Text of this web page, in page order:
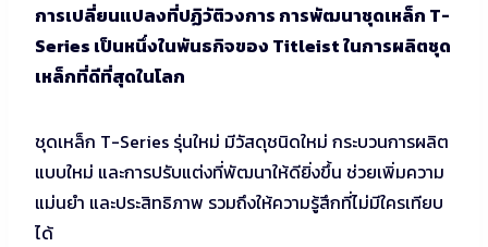
การเปลี่ยนแปลงที่ปฏิวัติวงการ การพัฒนาชุดเหล็ก T-
Series เป็นหนึ่งในพันธกิจของ Titleist ในการผลิตชุด
เหล็กที่ดีที่สุดในโลก
ชุดเหล็ก T-Series รุ่นใหม่ มีวัสดุชนิดใหม่ กระบวนการผลิต
แบบใหม่ และการปรับแต่งที่พัฒนาให้ดียิ่งขึ้น ช่วยเพิ่มความ
แม่นยำ และประสิทธิภาพ รวมถึงให้ความรู้สึกที่ไม่มีใครเทียบ
ได้